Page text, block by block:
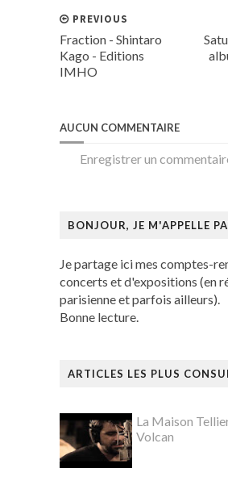
PREVIOUS
Fraction - Shintaro
Kago - Editions
IMHO
AUCUN COMMENTAIRE
Enregistrer un
BONJOUR, JE M'APPELLE
Je partage ici mes comptes-
concerts et d'expositions (en
parisienne et parfois ailleurs).
Bonne lecture.
ARTICLES LES PLUS
La Maison
Volcan